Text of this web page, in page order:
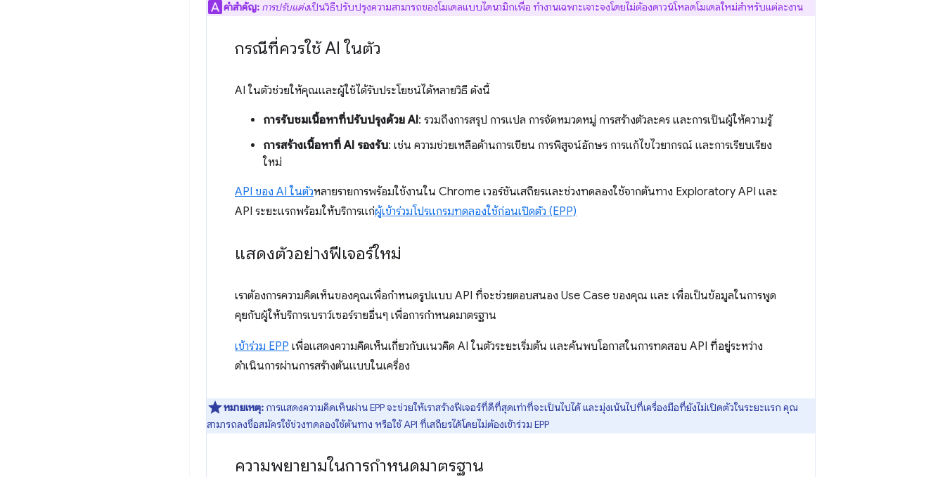
คำสำคัญ: การปรับแต่งเป็นวิธีปรับปรุงความสามารถของโมเดลแบบไดนามิกเพื่อ ทำงานเฉพาะเจาะจงโดยไม่ต้องดาวน์โหลดโมเดลใหม่สำหรับแต่ละงาน
กรณีที่ควรใช้ AI ในตัว
AI ในตัวช่วยให้คุณและผู้ใช้ได้รับประโยชน์ได้หลายวิธี ดังนี้
การรับชมเนื้อหาที่ปรับปรุงด้วย AI: รวมถึงการสรุป การแปล การจัดหมวดหมู่ การสร้างตัวละคร และการเป็นผู้ให้ความรู้
การสร้างเนื้อหาที่ AI รองรับ: เช่น ความช่วยเหลือด้านการเขียน การพิสูจน์อักษร การแก้ไขไวยากรณ์ และการเรียบเรียง
ใหม่
API ของ AI ในตัวหลายรายการพร้อมใช้งานใน Chrome เวอร์ชันเสถียรและช่วงทดลองใช้จากต้นทาง Exploratory API และ
API ระยะแรกพร้อมให้บริการแก่ผู้เข้าร่วมโปรแกรมทดลองใช้ก่อนเปิดตัว (EPP)
แสดงตัวอย่างฟีเจอร์ใหม่
เราต้องการความคิดเห็นของคุณเพื่อกำหนดรูปแบบ API ที่จะช่วยตอบสนอง Use Case ของคุณ และ เพื่อเป็นข้อมูลในการพูด
คุยกับผู้ให้บริการเบราว์เซอร์รายอื่นๆ เพื่อการกำหนดมาตรฐาน
เข้าร่วม EPP เพื่อแสดงความคิดเห็นเกี่ยวกับแนวคิด AI ในตัวระยะเริ่มต้น และค้นพบโอกาสในการทดสอบ API ที่อยู่ระหว่าง
ดำเนินการผ่านการสร้างต้นแบบในเครื่อง
หมายเหตุ: การแสดงความคิดเห็นผ่าน EPP จะช่วยให้เราสร้างฟีเจอร์ที่ดีที่สุดเท่าที่จะเป็นไปได้ และมุ่งเน้นไปที่เครื่องมือที่ยังไม่เปิดตัวในระยะแรก คุณ
สามารถลงชื่อสมัครใช้ช่วงทดลองใช้ต้นทาง หรือใช้ API ที่เสถียรได้โดยไม่ต้องเข้าร่วม EPP
ความพยายามในการกำหนดมาตรฐาน